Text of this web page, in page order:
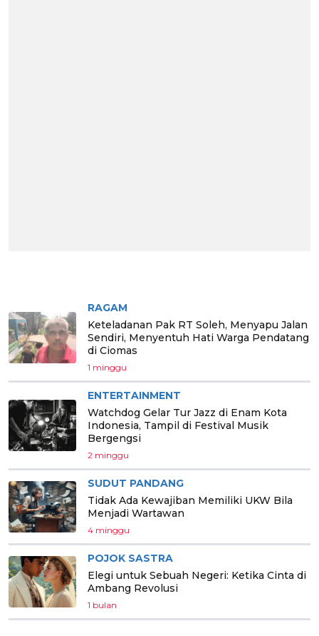
RAGAM
Keteladanan Pak RT Soleh, Menyapu Jalan
Sendiri, Menyentuh Hati Warga Pendatang
di Ciomas
1 minggu
ENTERTAINMENT
Watchdog Gelar Tur Jazz di Enam Kota
Indonesia, Tampil di Festival Musik
Bergengsi
2 minggu
SUDUT PANDANG
Tidak Ada Kewajiban Memiliki UKW Bila
Menjadi Wartawan
4 minggu
POJOK SASTRA
Elegi untuk Sebuah Negeri: Ketika Cinta di
Ambang Revolusi
1 bulan